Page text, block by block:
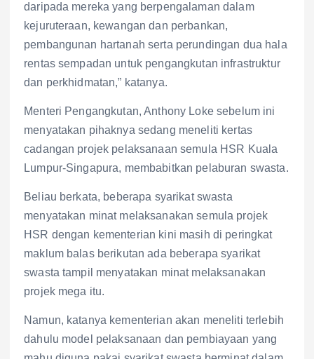
daripada mereka yang berpengalaman dalam
kejuruteraan, kewangan dan perbankan,
pembangunan hartanah serta perundingan dua hala
rentas sempadan untuk pengangkutan infrastruktur
dan perkhidmatan,” katanya.
Menteri Pengangkutan, Anthony Loke sebelum ini
menyatakan pihaknya sedang meneliti kertas
cadangan projek pelaksanaan semula HSR Kuala
Lumpur-Singapura, membabitkan pelaburan swasta.
Beliau berkata, beberapa syarikat swasta
menyatakan minat melaksanakan semula projek
HSR dengan kementerian kini masih di peringkat
maklum balas berikutan ada beberapa syarikat
swasta tampil menyatakan minat melaksanakan
projek mega itu.
Namun, katanya kementerian akan meneliti terlebih
dahulu model pelaksanaan dan pembiayaan yang